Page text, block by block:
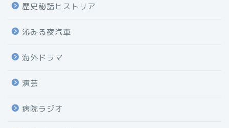
歴史秘話ヒストリア
沁みる夜汽車
海外ドラマ
演芸
病院ラジオ